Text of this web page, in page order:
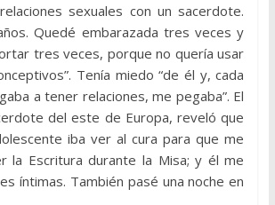
sexuales con un sacerdote.
Quedé embarazada tres veces y
tres veces, porque no quería usar
Tenía miedo “de él y, cada
a tener relaciones, me pegaba”. El
del este de Europa, reveló que
iba ver al cura para que me
la Escritura durante la Misa; y él me
íntimas. También pasé una noche en